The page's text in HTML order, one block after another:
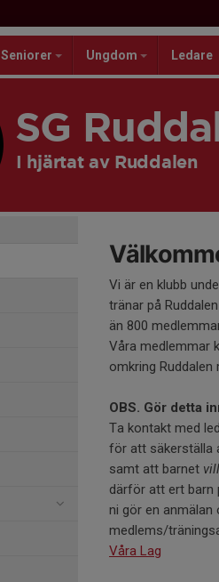
Seniorer Ungdom Ledare
SG
I hjärtat av Ruddalen
Vi är en klubb
tränar på
än 800
Våra medlemmar
omkring Ruddalen
OBS. Gör detta
Ta kontakt med
för att säkerställa
samt att barnet vill
därför att ert barn
ni gör en
medlems/
Våra Lag